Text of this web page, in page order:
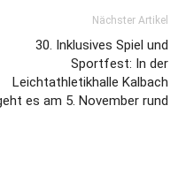
Nächster Artikel
30. Inklusives Spiel und
Sportfest: In der
Leichtathletikhalle Kalbach
es am 5. November rund